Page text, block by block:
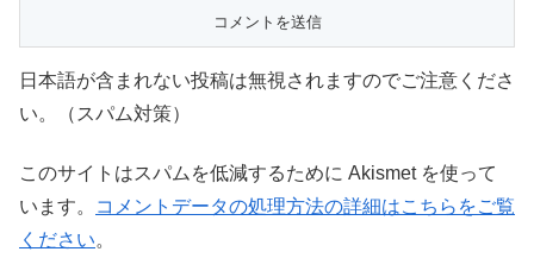
日本語が含まれない投稿は無視されますのでご注意くださ
い。（スパム対策）
このサイトはスパムを低減するために Akismet を使って
います。
コメントデータの処理方法の詳細はこちらをご覧
ください。